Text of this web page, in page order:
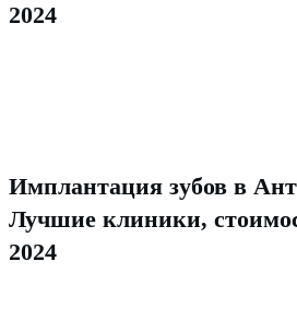
2024
Имплантация зубов в
Лучшие клиники,
2024